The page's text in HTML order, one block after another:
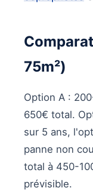
75m²)
Option A :
650€ total.
sur 5 ans,
panne non
total à 450-
prévisible.